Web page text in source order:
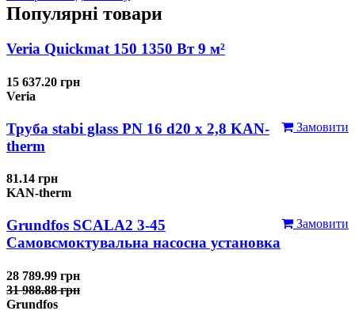
Популярні товари
Veria Quickmat 150 1350 Вт 9 м²
15 637.20 грн
Veria
Замовити
Труба stabi glass PN 16 d20 х 2,8 KAN-
therm
81.14 грн
KAN-therm
Замовити
Grundfos SCALA2 3-45
Самовсмоктувальна насосна установка
28 789.99 грн
31 988.88 грн
Grundfos